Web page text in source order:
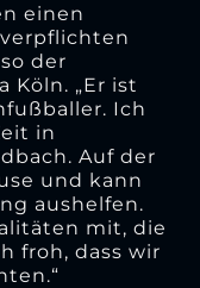
einen
der
Köln. „Er ist
Ich
in
Auf der
und kann
aushelfen.
mit, die
froh, dass wir